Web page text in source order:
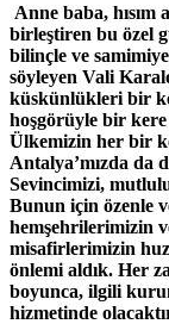
Anne baba,
birleştiren bu özel
bilinçle ve
söyleyen Vali
küskünlükleri bir
hoşgörüyle bir kere
Ülkemizin her bir
Antalya’mızda da
Sevincimizi,
Bunun için özenle
hemşehrilerimizin
misafirlerimizin
önlemi aldık. Her
boyunca, ilgili
hizmetinde